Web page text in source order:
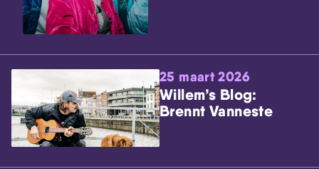
25 maart 2026
Willem’s Blog:
Brennt Vanneste